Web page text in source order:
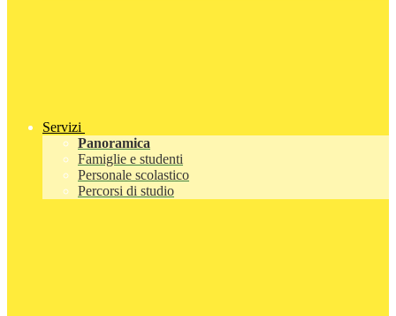
Servizi
Panoramica
Famiglie e studenti
Personale scolastico
Percorsi di studio